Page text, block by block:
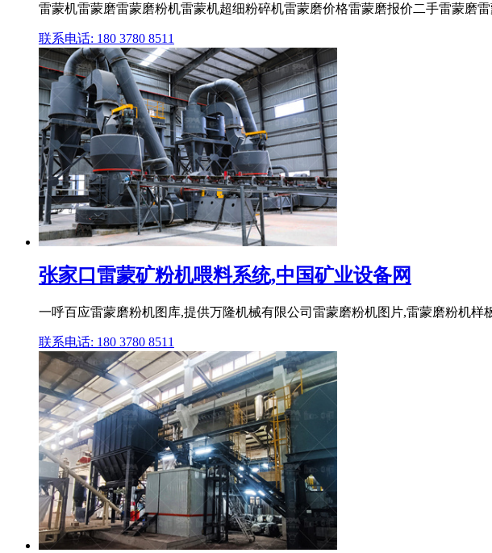
雷蒙机雷蒙磨雷蒙磨粉机雷蒙机超细粉碎机雷蒙磨价格雷蒙磨报价二手雷蒙磨
联系电话: 180 3780 8511
张家口雷蒙矿粉机喂料系统,中国矿业设备网
一呼百应雷蒙磨粉机图库,提供万隆机械有限公司雷蒙磨粉机图片,雷蒙磨粉机
联系电话: 180 3780 8511